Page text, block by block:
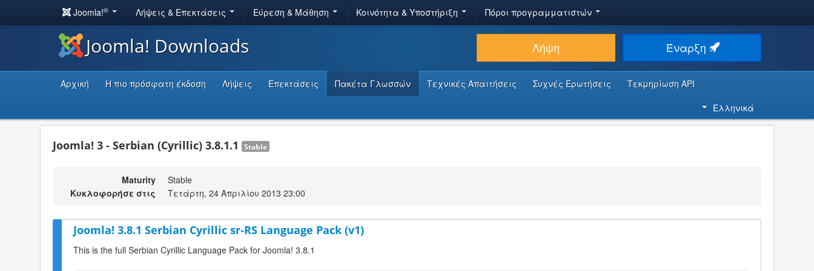
Joomla!® Λήψεις & Επεκτάσεις Εύρεση & Μάθηση Κοινότητα & Υποστήριξη Πόροι προγραμματιστών
Joomla! Downloads Λήψη Έναρξη
Αρχική Η πιο πρόσφατη έκδοση Λήψεις Επεκτάσεις Πακέτα Γλωσσών Τεχνικές Απαιτήσεις Συχνές Ερωτήσεις
Τεκμηρίωση API
Ελληνικά
Joomla! 3 - Serbian (Cyrillic) 3.8.1.1 Stable
Maturity
Stable
Κυκλοφορήσε στις
Τετάρτη, 24 Απριλίου 2013 23:00
Joomla! 3.8.1 Serbian Cyrillic sr-RS Language Pack (v1)
This is the full Serbian Cyrillic Language Pack for Joomla! 3.8.1